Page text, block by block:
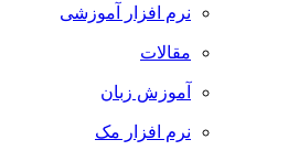
نرم افزار آموزشی
مقالات
آموزش زبان
نرم افزار مک